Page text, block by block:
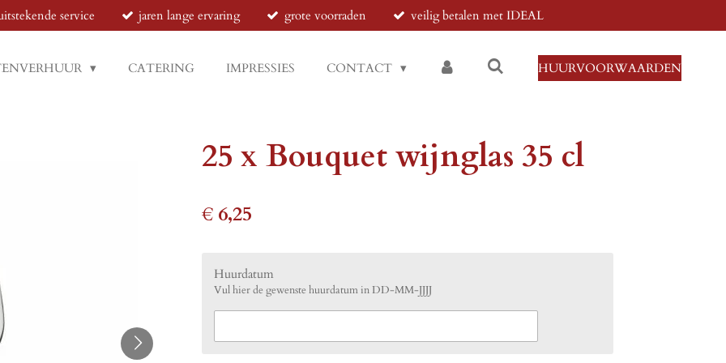
service jaren lange ervaring grote voorraden veilig betalen met IDEAL
CATERING IMPRESSIES CONTACT HUURVOORWAARDEN
25 x Bouquet wijnglas 35 cl
€ 6,25
Huurdatum
Vul hier de gewenste huurdatum in DD-MM-JJJJ